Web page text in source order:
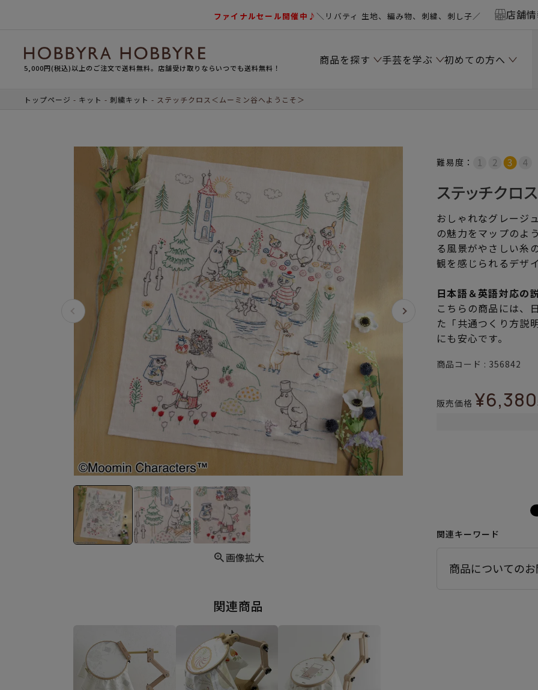
ファイナルセール開催中♪＼リバティ 生地、編み物、刺繍、刺し子／ 店舗
5,000円(税込)以上のご注文で送料無料。店舗受け取りならいつでも送料無料！
商品を探す 手芸を学ぶ 初めての方へ
トップページ キット 刺繍キット ステッチクロス＜ムーミン谷へようこそ＞
画像拡大
関連商品
難易度：
ステッチクロ
おしゃれなグレージ
の魅力をマップのよ
る風景がやさしい糸
観を感じられるデザ
日本語＆英語対応の
こちらの商品には、
た「共通つくり方説
にも安心です。
商品コード 356842
販売価格 ¥6,380
関連キーワード
商品についての